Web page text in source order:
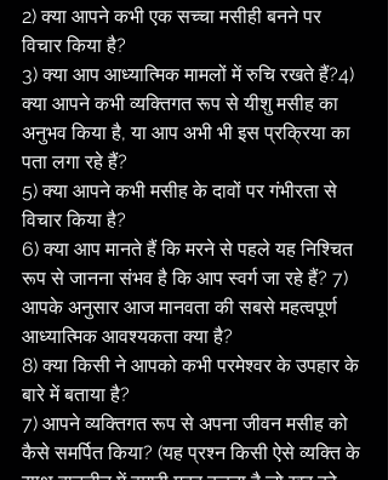
2) क्या आपने कभी एक सच्चा मसीही बनने पर
विचार किया है?
3) क्या आप आध्यात्मिक मामलों में रुचि रखते हैं?4)
क्या आपने कभी व्यक्तिगत रूप से यीशु मसीह का
अनुभव किया है, या आप अभी भी इस प्रक्रिया का
पता लगा रहे हैं?
5) क्या आपने कभी मसीह के दावों पर गंभीरता से
विचार किया है?
6) क्या आप मानते हैं कि मरने से पहले यह निश्चित
रूप से जानना संभव है कि आप स्वर्ग जा रहे हैं? 7)
आपके अनुसार आज मानवता की सबसे महत्वपूर्ण
आध्यात्मिक आवश्यकता क्या है?
8) क्या किसी ने आपको कभी परमेश्वर के उपहार के
बारे में बताया है?
7) आपने व्यक्तिगत रूप से अपना जीवन मसीह को
कैसे समर्पित किया? (यह प्रश्न किसी ऐसे व्यक्ति के